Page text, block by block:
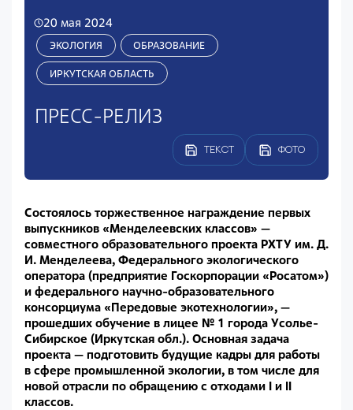
20 мая 2024
ЭКОЛОГИЯ ОБРАЗОВАНИЕ
ИРКУТСКАЯ ОБЛАСТЬ
ПРЕСС-РЕЛИЗ
ТЕКСТ ФОТО
Состоялось торжественное награждение первых
выпускников «Менделеевских классов» —
совместного образовательного проекта РХТУ им. Д.
И. Менделеева, Федерального экологического
оператора (предприятие Госкорпорации «Росатом»)
и федерального научно-образовательного
консорциума «Передовые экотехнологии», —
прошедших обучение в лицее № 1 города Усолье-
Сибирское (Иркутская обл.). Основная задача
проекта — подготовить будущие кадры для работы
в сфере промышленной экологии, в том числе для
новой отрасли по обращению с отходами I и II
классов.